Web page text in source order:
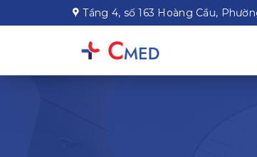
đến
Tầng 4, số 163 Hoàng Cầu,